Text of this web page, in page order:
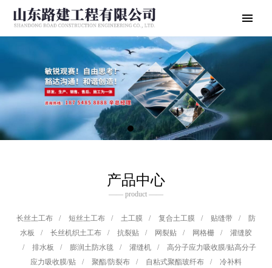
产品中心
—— product ——
长丝土工布 / 短丝土工布 / 土工膜 / 复合土工膜 / 贴缝带 /
防
水板
/ 长丝机织土工布 / 抗裂贴 / 网裂贴 / 网格栅 /
灌缝胶
/
排水板 / 膨润土防水毯 / 灌缝机 /
高分子应力吸收膜/贴高分子
应力吸收膜/贴
/ 聚酯/防裂布 / 自粘式聚酯玻纤布 / 冷补料